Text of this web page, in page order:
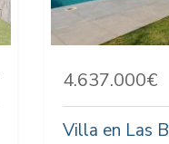
4.637.000€
Villa en Las